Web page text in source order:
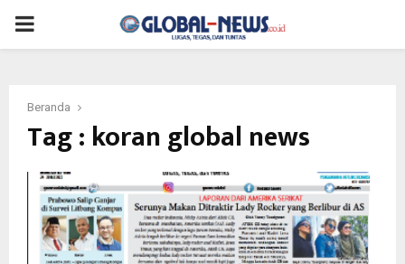
PRIMARY
Beranda
Tag : koran global news